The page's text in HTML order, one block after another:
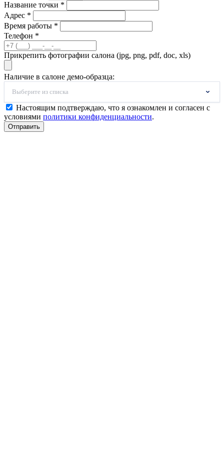
Название точки *
Адрес *
Время работы *
Телефон *
Прикрепить фотографии салона (jpg, png, pdf, doc, xls)
Наличие в салоне демо-образца:
Выберите из списка
Настоящим подтверждаю, что я ознакомлен и согласен с
условиями политики конфиденциальности.
Отправить